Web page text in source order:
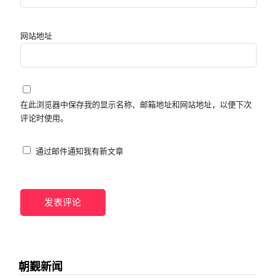
网站地址
在此浏览器中保存我的显示名称、邮箱地址和网站地址，以便下次
评论时使用。
通过邮件通知我有新文章
朝觐新闻